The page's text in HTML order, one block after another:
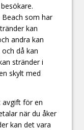
Beach som har
kan
andra kan
då kan
stränder i
skylt med
avgift för en
när du åker
kan det vara